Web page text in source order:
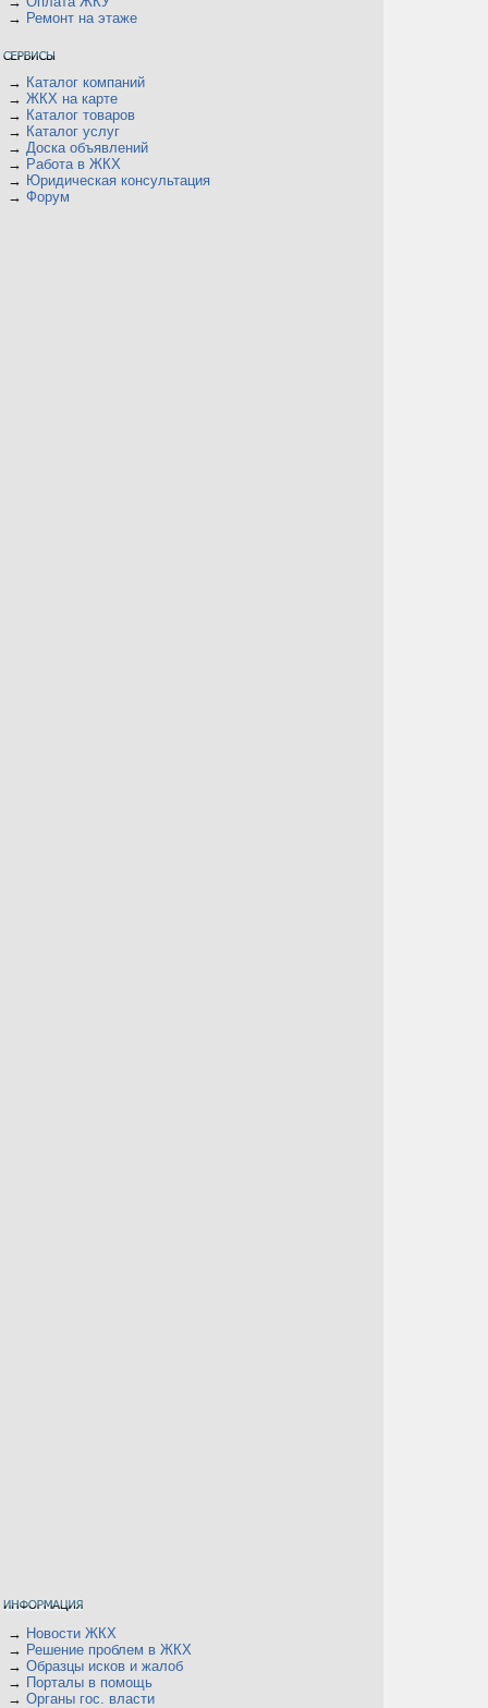
→ Ремонт на этаже
→ Каталог компаний
→ ЖКХ на карте
→ Каталог товаров
→ Каталог услуг
→ Доска объявлений
→ Работа в ЖКХ
→ Юридическая консультация
→ Форум
→ Новости ЖКХ
→ Решение проблем в ЖКХ
→ Образцы исков и жалоб
→ Порталы в помощь
→ Органы гос. власти